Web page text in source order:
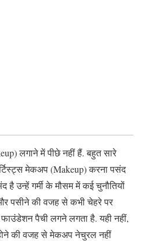
लगाने में पीछे नहीं हैं. बहुत सारे
मेकअप (Makeup) करना पसंद
उन्‍हें गर्मी के मौसम में कई चुनौतियों
पसीने की वजह से कभी चेहरे पर
पैची लगने लगता है. यही नहीं,
की वजह से मेकअप नेचुरल नहीं